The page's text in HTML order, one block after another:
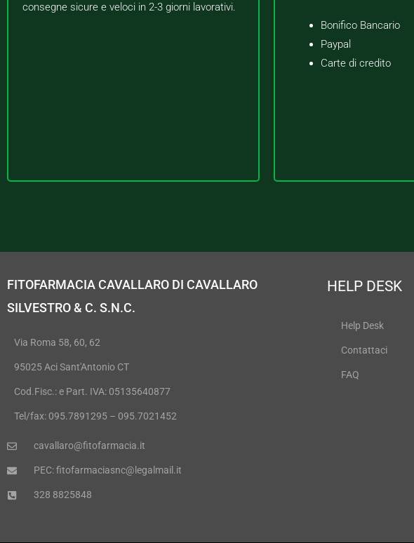
consegne sicure e veloci in 2-3 giorni lavorativi.
Bonifico Bancario
Paypal
Carte di credito
FITOFARMACIA CAVALLARO DI CAVALLARO
SILVESTRO & C. S.N.C.
Via Roma 58, 60, 62
95025 Aci Sant'Antonio CT
Cod.Fisc.: e Part. IVA: 05135640877
Tel/fax: 095.7891295 – 095.7021452
cavallaro@fitofarmacia.it
PEC: fitofarmaciasnc@legalmail.it
328 8825848
HELP DESK
Help Desk
Contattaci
FAQ